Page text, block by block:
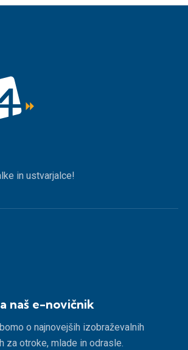
in ustvarjalce!
naš e-novičnik
o najnovejših izobraževalnih
za otroke, mlade in odrasle.